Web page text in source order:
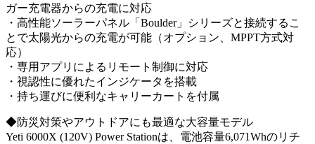
ガー充電器からの充電に対応
・高性能ソーラーパネル「Boulder」シリーズと接続するこ
とで太陽光からの充電が可能（オプション、MPPT方式対
応）
・専用アプリによるリモート制御に対応
・視認性に優れたインジケータを搭載
・持ち運びに便利なキャリーカートを付属
◆防災対策やアウトドアにも最適な大容量モデル
Yeti 6000X (120V) Power Stationは、電池容量6,071Whのリチ